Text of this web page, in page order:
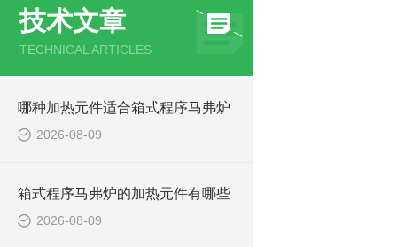
技术文章
TECHNICAL ARTICLES
哪种加热元件适合箱式程序马弗炉
2026-08-09
箱式程序马弗炉的加热元件有哪些
2026-08-09